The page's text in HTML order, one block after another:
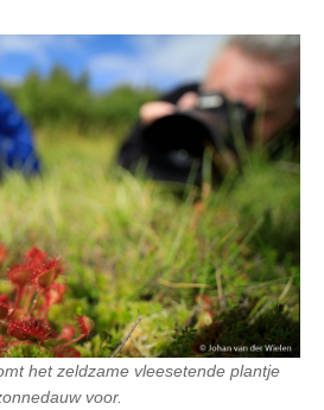
het zeldzame vleesetende plantje
voor.